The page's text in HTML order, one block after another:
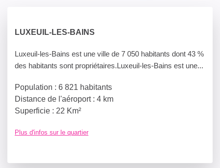
LUXEUIL-LES-BAINS
Luxeuil-les-Bains est une ville de 7 050 habitants dont 43 %
des habitants sont propriétaires.Luxeuil-les-Bains est une...
Population : 6 821 habitants
Distance de l'aéroport : 4 km
Superficie : 22 Km²
Plus d'infos sur le quartier